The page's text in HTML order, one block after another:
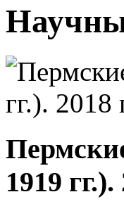
1919 гг.).